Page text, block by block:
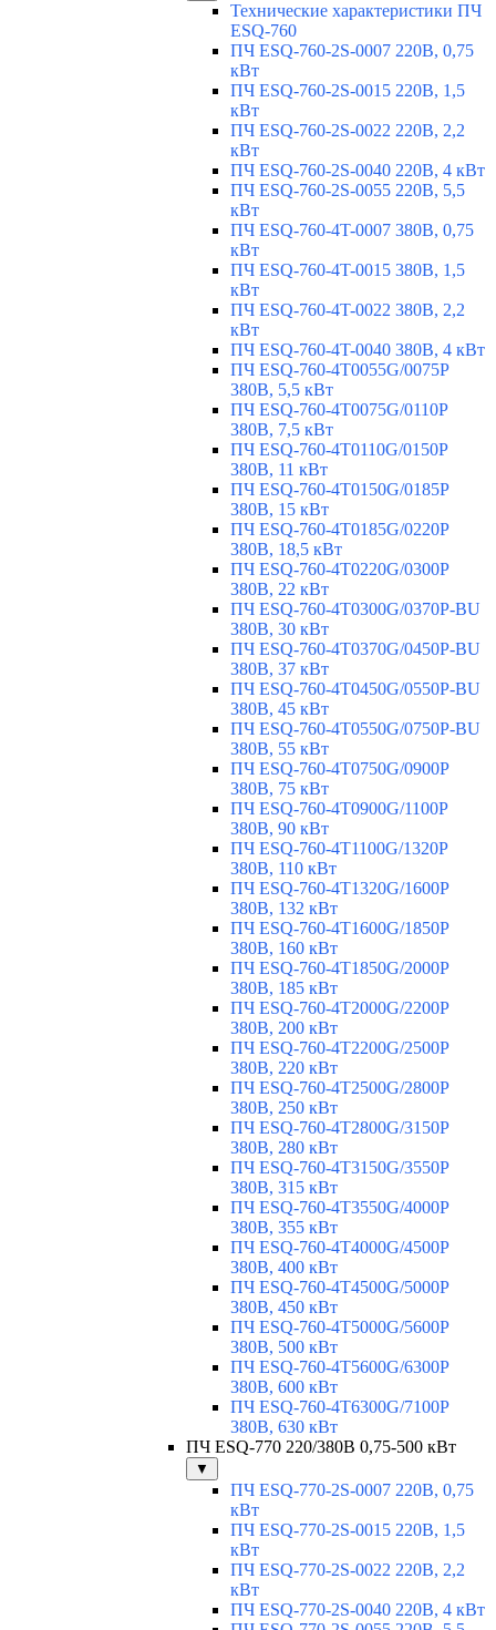
Технические характеристики ПЧ
ESQ-760
ПЧ ESQ-760-2S-0007 220В, 0,75
кВт
ПЧ ESQ-760-2S-0015 220В, 1,5
кВт
ПЧ ESQ-760-2S-0022 220В, 2,2
кВт
ПЧ ESQ-760-2S-0040 220В, 4 кВт
ПЧ ESQ-760-2S-0055 220В, 5,5
кВт
ПЧ ESQ-760-4T-0007 380В, 0,75
кВт
ПЧ ESQ-760-4T-0015 380В, 1,5
кВт
ПЧ ESQ-760-4T-0022 380В, 2,2
кВт
ПЧ ESQ-760-4T-0040 380В, 4 кВт
ПЧ ESQ-760-4T0055G/0075P
380В, 5,5 кВт
ПЧ ESQ-760-4T0075G/0110P
380В, 7,5 кВт
ПЧ ESQ-760-4T0110G/0150P
380В, 11 кВт
ПЧ ESQ-760-4T0150G/0185P
380В, 15 кВт
ПЧ ESQ-760-4T0185G/0220P
380В, 18,5 кВт
ПЧ ESQ-760-4T0220G/0300P
380В, 22 кВт
ПЧ ESQ-760-4T0300G/0370P-BU
380В, 30 кВт
ПЧ ESQ-760-4T0370G/0450P-BU
380В, 37 кВт
ПЧ ESQ-760-4T0450G/0550P-BU
380В, 45 кВт
ПЧ ESQ-760-4T0550G/0750P-BU
380В, 55 кВт
ПЧ ESQ-760-4T0750G/0900P
380В, 75 кВт
ПЧ ESQ-760-4T0900G/1100P
380В, 90 кВт
ПЧ ESQ-760-4T1100G/1320P
380В, 110 кВт
ПЧ ESQ-760-4T1320G/1600P
380В, 132 кВт
ПЧ ESQ-760-4T1600G/1850P
380В, 160 кВт
ПЧ ESQ-760-4T1850G/2000P
380В, 185 кВт
ПЧ ESQ-760-4T2000G/2200P
380В, 200 кВт
ПЧ ESQ-760-4T2200G/2500P
380В, 220 кВт
ПЧ ESQ-760-4T2500G/2800P
380В, 250 кВт
ПЧ ESQ-760-4T2800G/3150P
380В, 280 кВт
ПЧ ESQ-760-4T3150G/3550P
380В, 315 кВт
ПЧ ESQ-760-4T3550G/4000P
380В, 355 кВт
ПЧ ESQ-760-4T4000G/4500P
380В, 400 кВт
ПЧ ESQ-760-4T4500G/5000P
380В, 450 кВт
ПЧ ESQ-760-4T5000G/5600P
380В, 500 кВт
ПЧ ESQ-760-4T5600G/6300P
380В, 600 кВт
ПЧ ESQ-760-4T6300G/7100P
380В, 630 кВт
ПЧ ESQ-770 220/380В 0,75-500 кВт
▼
ПЧ ESQ-770-2S-0007 220В, 0,75
кВт
ПЧ ESQ-770-2S-0015 220В, 1,5
кВт
ПЧ ESQ-770-2S-0022 220В, 2,2
кВт
ПЧ ESQ-770-2S-0040 220В, 4 кВт